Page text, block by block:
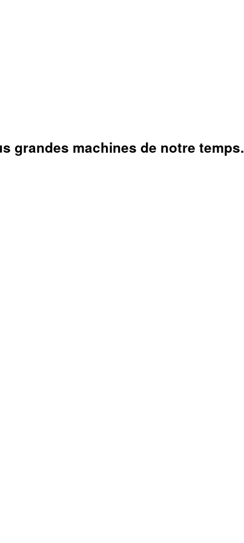
grandes machines de notre temps.